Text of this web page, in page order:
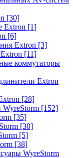
[30]
Extron [1]
[6]
Extron [3]
[11]
коммутаторы
Extron
[28]
[152]
[35]
[30]
[5]
[38]
WyreStorm